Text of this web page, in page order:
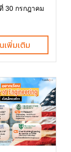
30 กรกฎาคม
เพิ่มเติม